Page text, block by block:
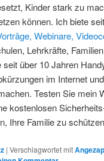
Kinder stark zu
können. Ich biete
Webinare,
Lehrkräfte,
über 10 Jahren
im Internet
Testen Sie mein
kostenlosen
Ihre Familie zu
| Verschlagwortet mit